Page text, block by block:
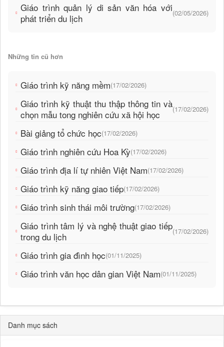
Giáo trình quản lý di sản văn hóa với
phát triển du lịch
(02/05/2026)
Những tin cũ hơn
Giáo trình kỹ năng mềm(17/02/2026)
Giáo trình kỹ thuật thu thập thông tin và
chọn mẫu tong nghiên cứu xã hội học
(17/02/2026)
Bài giảng tổ chức học(17/02/2026)
Giáo trình nghiên cứu Hoa Kỳ(17/02/2026)
Giáo trình địa lí tự nhiên Việt Nam(17/02/2026)
Giáo trình kỹ năng giao tiếp(17/02/2026)
Giáo trình sinh thái môi trường(17/02/2026)
Giáo trình tâm lý và nghệ thuật giao tiếp
trong du lịch
(17/02/2026)
Giáo trình gia đình học(01/11/2025)
Giáo trình văn học dân gian Việt Nam(01/11/2025)
Danh mục sách